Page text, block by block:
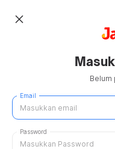
close
Belum
Email
Password